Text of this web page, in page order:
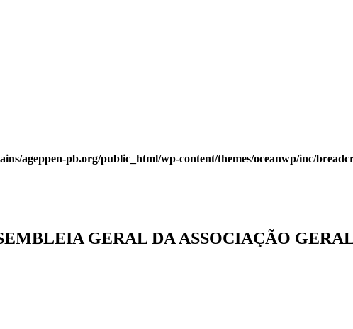
ageppen-pb.org/public_html/wp-content/themes/oceanwp/inc/
GERAL DA ASSOCIAÇÃO